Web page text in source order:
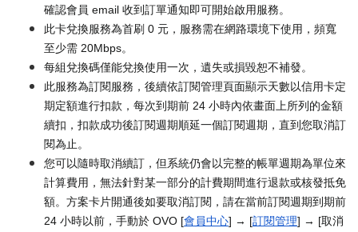
確認會員 email 收到訂單通知即可開始啟用服務。
此卡兌換服務為首刷 0 元，服務需在網路環境下使用，頻寬
至少需 20Mbps。
每組兌換碼僅能兌換使用一次，遺失或損毀恕不補發。
此服務為訂閱服務，後續依訂閱管理頁面顯示天數以信用卡定
期定額進行扣款，每次到期前 24 小時內依畫面上所列的金額
續扣，扣款成功後訂閱週期順延一個訂閱週期，直到您取消訂
閱為止。
您可以隨時取消續訂，但系統仍會以完整的帳單週期為單位來
計算費用，無法針對某一部分的計費期間進行退款或核發抵免
額。方案卡片開通後如要取消訂閱，請在當前訂閱週期到期前
24 小時以前，手動於 OVO [會員中心] → [訂閱管理] → [取消